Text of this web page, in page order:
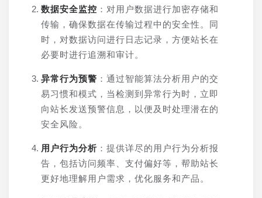
数据安全监控 ：对用户数据进行加密存储和
传输，确保数据在传输过程中的安全性。同
时，对数据访问进行日志记录，方便站长在
必要时进行追溯和审计。
异常行为预警 ：通过智能算法分析用户的交
易习惯和模式，当检测到异常行为时，立即
向站长发送预警信息，以便及时处理潜在的
安全风险。
用户行为分析 ：提供详尽的用户行为分析报
告，包括访问频率、支付偏好等，帮助站长
更好地理解用户需求，优化服务和产品。